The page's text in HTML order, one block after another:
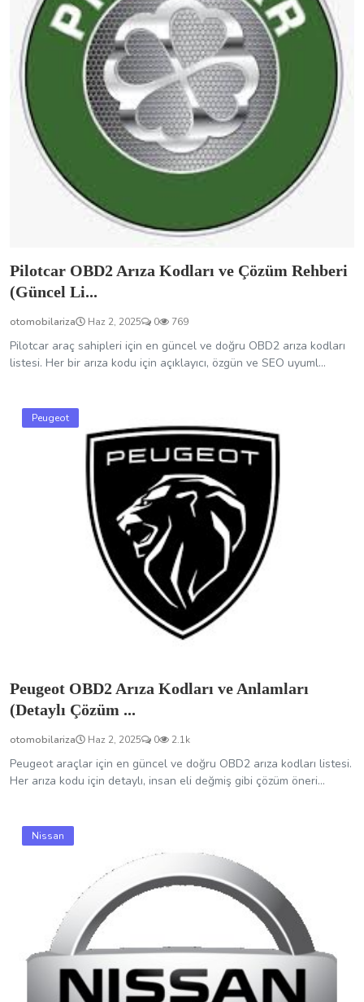
Pilotcar OBD2 Arıza Kodları ve Çözüm Rehberi
(Güncel Li...
otomobilariza Haz 2, 2025 0 769
Pilotcar araç sahipleri için en güncel ve doğru OBD2 arıza kodları
listesi. Her bir arıza kodu için açıklayıcı, özgün ve SEO uyuml...
Peugeot
Peugeot OBD2 Arıza Kodları ve Anlamları
(Detaylı Çözüm ...
otomobilariza Haz 2, 2025 0 2.1k
Peugeot araçlar için en güncel ve doğru OBD2 arıza kodları listesi.
Her arıza kodu için detaylı, insan eli değmiş gibi çözüm öneri...
Nissan